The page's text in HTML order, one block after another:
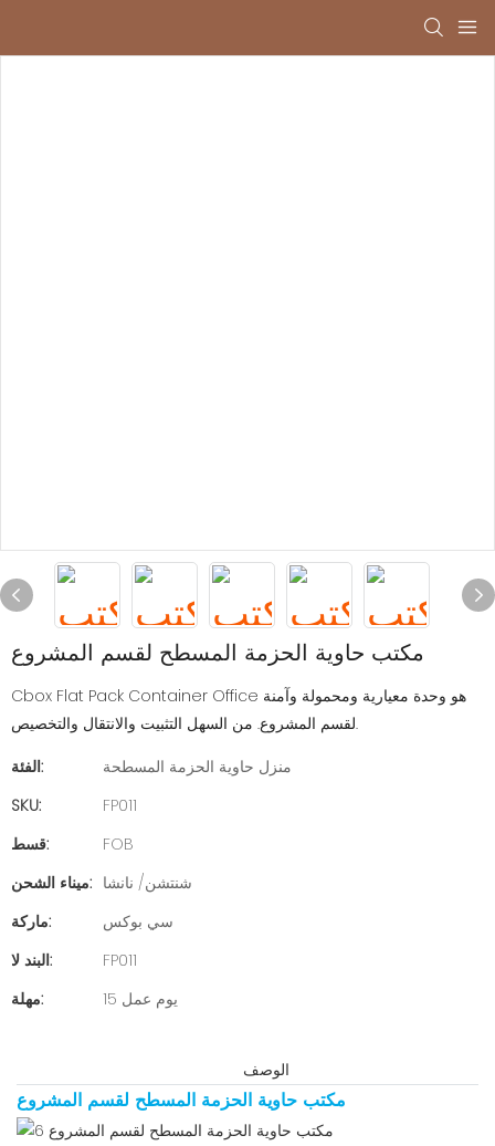
مكتب حاوية الحزمة المسطح لقسم المشروع
Cbox Flat Pack Container Office هو وحدة معيارية ومحمولة وآمنة
لقسم المشروع. من السهل التثبيت والانتقال والتخصيص.
الفئة:
منزل حاوية الحزمة المسطحة
SKU:
FP011
قسط:
FOB
ميناء الشحن: شنتشن/ نانشا
ماركة:
سي بوكس
البند لا:
FP011
مهلة:
15 يوم عمل
الوصف
مكتب حاوية الحزمة المسطح لقسم المشروع